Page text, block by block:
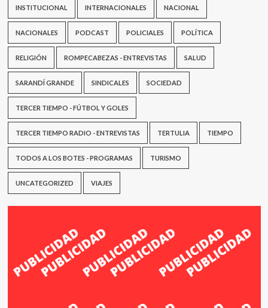
INSTITUCIONAL INTERNACIONALES NACIONAL
NACIONALES PODCAST POLICIALES POLÍTICA
RELIGIÓN ROMPECABEZAS - ENTREVISTAS SALUD
SARANDÍ GRANDE SINDICALES SOCIEDAD
TERCER TIEMPO - FÚTBOL Y GOLES
TERCER TIEMPO RADIO - ENTREVISTAS TERTULIA TIEMPO
TODOS A LOS BOTES - PROGRAMAS TURISMO
UNCATEGORIZED VIAJES